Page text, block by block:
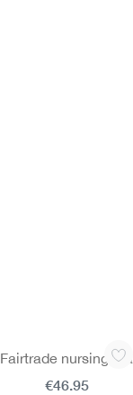
Fairtrade nursing bra
€46.95